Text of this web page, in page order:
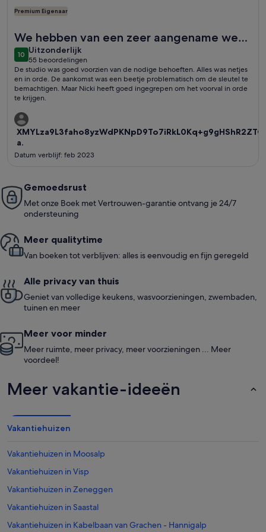
Premium Eigenaar
We hebben van een zeer aangename week
kunnen genieten.
1010 op 10
Uitzonderlijk
uitzonderlijk
55 beoordelingen
(55
beoordelingen)
De studio was goed voorzien van de nodige behoeften. Alles was netjes
en in orde. De aankomst was een beetje problematisch om de sleutel te
bemachtigen. Maar Nicki heeft goed ingegrepen om het voorval in orde
te krijgen.
a.
Datum verblijf: feb 2023
Gemoedsrust
Met onze Boek met Vertrouwen-garantie ontvang je 24/7
ondersteuning
Meer quali­ty­time
Van boeken tot verblijven: alles is eenvoudig en fijn geregeld
Alle privacy van thuis
Geniet van volledige keukens, wasvoorzieningen, zwembaden,
tuinen en meer
Meer voor minder
Meer ruimte, meer privacy, meer voorzieningen ... Meer
voordeel!
Meer vakantie-ideeën
Vakantiehuizen
Vakantiehuizen in Moosalp
Vakantiehuizen in Visp
Vakantiehuizen in Zeneggen
Vakantiehuizen in Saastal
Vakantiehuizen in Kabelbaan van Grachen - Hannigalp